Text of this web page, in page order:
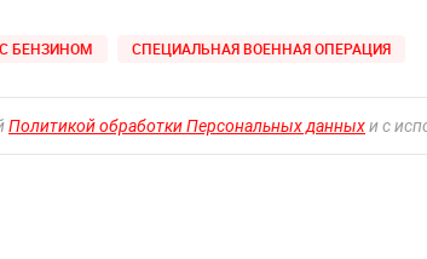
БЕНЗИНОМ СПЕЦИАЛЬНАЯ ВОЕННАЯ ОПЕРАЦИЯ
Политикой обработки Персональных данныхи с